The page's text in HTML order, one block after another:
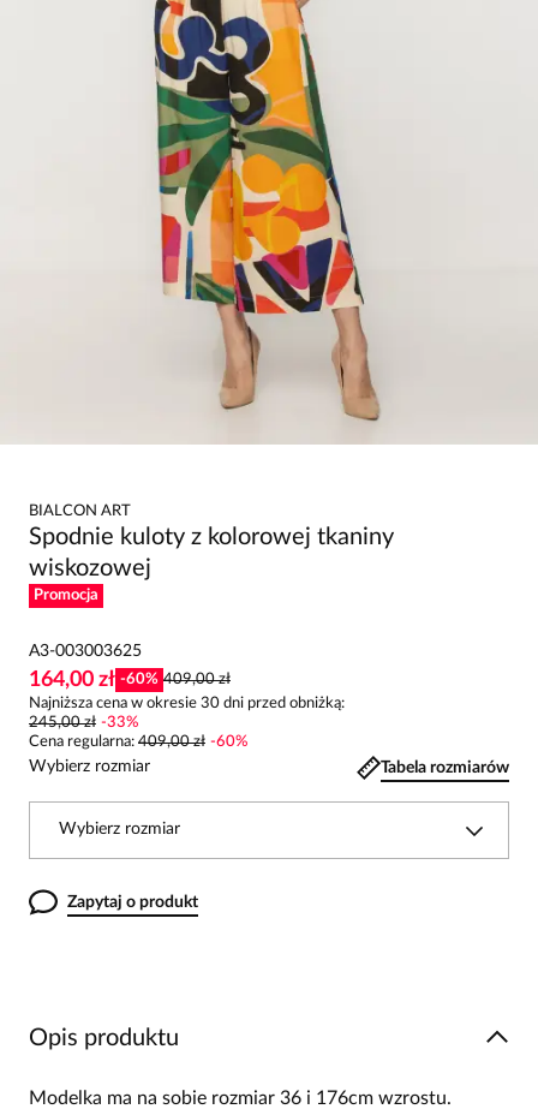
BIALCON ART
Spodnie kuloty z kolorowej tkaniny
wiskozowej
Promocja
A3-003003625
164,00 zł -60% 409,00 zł
Najniższa cena w okresie 30 dni przed obniżką:
245,00 zł -33%
Cena regularna: 409,00 zł -60%
Wybierz rozmiar Tabela rozmiarów
Wybierz rozmiar
Zapytaj o produkt
Opis produktu
Modelka ma na sobie rozmiar 36 i 176cm wzrostu.